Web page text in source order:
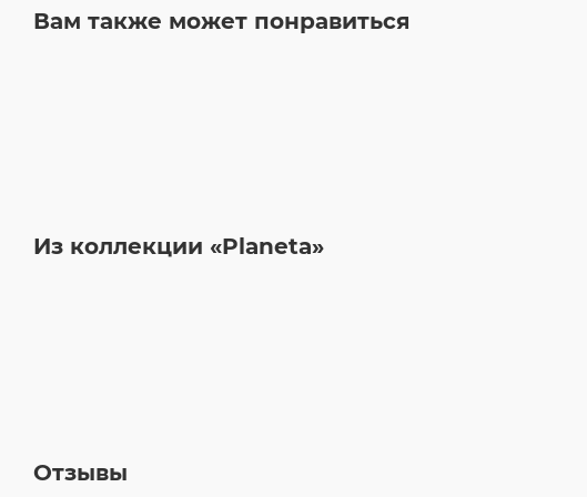
Вам также может понравиться
Из коллекции «Planeta»
Отзывы